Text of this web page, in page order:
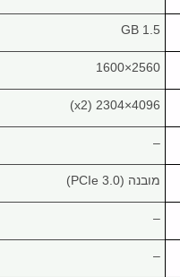
1.5 GB
2560×1600
4096×2304 (x2)
–
מובנה (PCIe 3.0)
–
–